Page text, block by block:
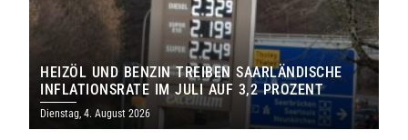
HEIZÖL UND BENZIN TREIBEN SAARLÄNDISCHE
INFLATIONSRATE IM JULI AUF 3,2 PROZENT
Dienstag, 4. August 2026